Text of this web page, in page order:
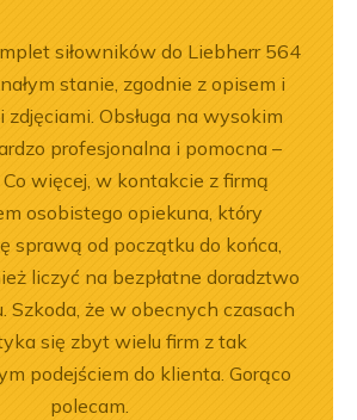
siłowników do Liebherr 564
stanie, zgodnie z opisem i
zdjęciami. Obsługa na wysokim
profesjonalna i pomocna –
więcej, w kontakcie z firmą
osobistego opiekuna, który
sprawą od początku do końca,
liczyć na bezpłatne doradztwo
Szkoda, że w obecnych czasach
się zbyt wielu firm z tak
podejściem do klienta. Gorąco
polecam.